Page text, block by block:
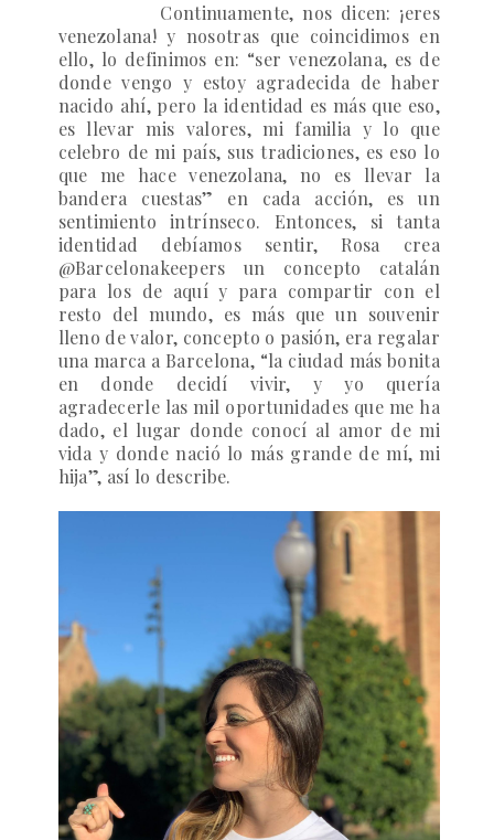
Continuamente, nos dicen: ¡eres
venezolana! y nosotras que coincidimos en
ello, lo definimos en: “ser venezolana, es de
donde vengo y estoy agradecida de haber
nacido ahí, pero la identidad es más que eso,
es llevar mis valores, mi familia y lo que
celebro de mi país, sus tradiciones, es eso lo
que me hace venezolana, no es llevar la
bandera cuestas” en cada acción, es un
sentimiento intrínseco. Entonces, si tanta
identidad debíamos sentir, Rosa crea
@Barcelonakeepers un concepto catalán
para los de aquí y para compartir con el
resto del mundo, es más que un souvenir
lleno de valor, concepto o pasión, era regalar
una marca a Barcelona, “la ciudad más bonita
en donde decidí vivir, y yo quería
agradecerle las mil oportunidades que me ha
dado, el lugar donde conocí al amor de mi
vida y donde nació lo más grande de mí, mi
hija”, así lo describe.